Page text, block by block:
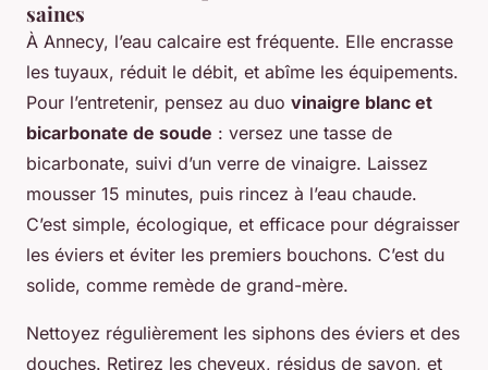
saines
À Annecy, l’eau calcaire est fréquente. Elle encrasse
les tuyaux, réduit le débit, et abîme les équipements.
Pour l’entretenir, pensez au duo vinaigre blanc et
bicarbonate de soude : versez une tasse de
bicarbonate, suivi d’un verre de vinaigre. Laissez
mousser 15 minutes, puis rincez à l’eau chaude.
C’est simple, écologique, et efficace pour dégraisser
les éviers et éviter les premiers bouchons. C’est du
solide, comme remède de grand-mère.
Nettoyez régulièrement les siphons des éviers et des
douches. Retirez les cheveux, résidus de savon, et